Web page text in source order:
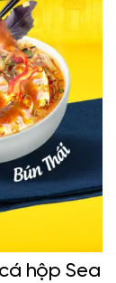
hộp Sea